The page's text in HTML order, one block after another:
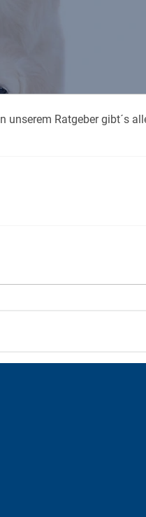
Ausfalldeckung in der
Kurzschluss und
unserem Ratgeber gibt´s